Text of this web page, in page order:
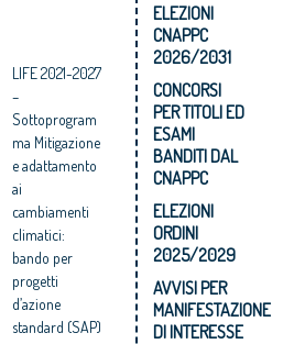
LIFE 2021-2027
–
Sottoprogram
ma Mitigazione
e adattamento
ai
cambiamenti
climatici:
bando per
progetti
d’azione
standard (SAP)
ELEZIONI
CNAPPC
2026/2031
CONCORSI
PER TITOLI ED
ESAMI
BANDITI DAL
CNAPPC
ELEZIONI
ORDINI
2025/2029
AVVISI PER
MANIFESTAZIONE
DI INTERESSE